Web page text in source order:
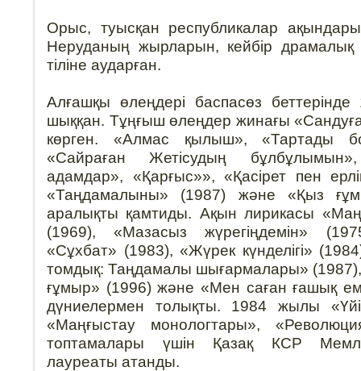
Орыс, туысқан республикалар
Неруданың жырларын, кейбір
тіліне аударған.
Алғашқы өлеңдері баспасөз
шыққан. Тұңғыш өлеңдер жинағы
көрген. «Алмас қылыш», «Тартады
«Сайраған Жетісудың
адамдар», «Қарғыс»», «Қасірет пен
«Таңдамалыны» (1987) және «Қыз
аралықты қамтиды. Ақын лирикасы
(1969), «Мазасыз жүрегіңдемін»
«Сұхбат» (1983), «Жүрек күнделігі»
томдық: Таңдамалы шығармалары»
ғұмыр» (1996) және «Мен саған ғашық
дүниелермен толықты. 1984 жылы
«Маңғыстау монологтары»,
топтамалары үшін Қазақ КСР
лауреаты атанды.